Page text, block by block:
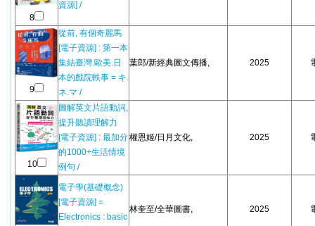
8
資源] /
9
從前, 有個奇麗馬
[電子資源] : 第一本
集結臺灣.歐美.日
本的戲院軼事 = キ.
ネ.マ /
葉郎/新經典圖文傳播, 2025
10
圖解英文片語動詞,
提升聽讀理解力
[電子資源] : 最加分
的1000+生活情境
例句 /
權恩姬/日月文化, 2025
電子學(基礎概念)
[電子資源] =
Electronics : basic
林奎至/全華圖書, 2025